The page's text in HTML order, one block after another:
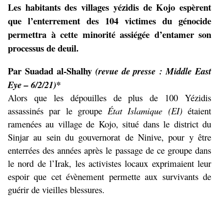
Les habitants des villages yézidis de Kojo espèrent
que l’enterrement des 104 victimes du génocide
permettra à cette minorité assiégée d’entamer son
processus de deuil.
Par Suadad al-Shalhy (revue de presse : Middle East
Eye – 6/2/21)*
Alors que les dépouilles de plus de 100 Yézidis
assassinés par le groupeÉtat Islamique (EI)étaient
ramenées au village de Kojo, situé dans le district du
Sinjar au sein du gouvernorat de Ninive, pour y être
enterrées des années après le passage de ce groupe dans
le nord de l’Irak, les activistes locaux exprimaient leur
espoir que cet évènement permette aux survivants de
guérir de vieilles blessures.